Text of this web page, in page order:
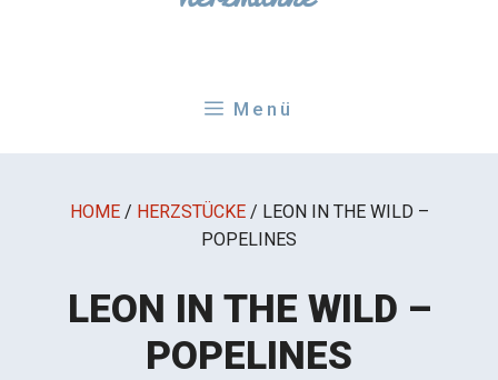
Menü
HOME / HERZSTÜCKE / LEON IN THE WILD –
POPELINES
LEON IN THE WILD –
POPELINES